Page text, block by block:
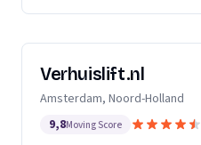
Verhuislift.nl
Amsterdam, Noord-Holland
9,8Moving Score